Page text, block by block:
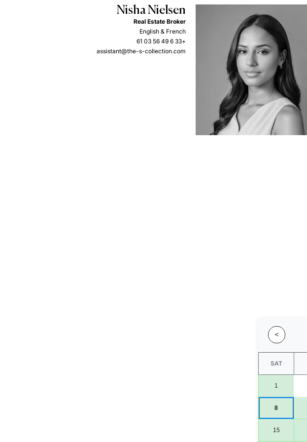
Nisha Nielsen
Real Estate Broker
English & French
+33 6 49 56 03 61
assistant@the-s-collection.com
>
SAT
1
8
15